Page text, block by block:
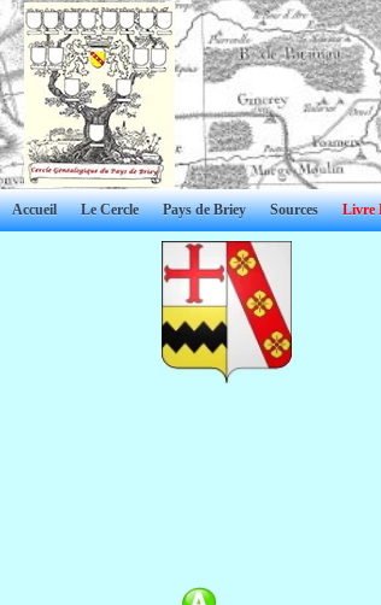
Accueil Le Cercle Pays de Briey Sources Livre